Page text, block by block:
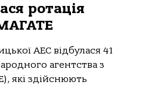
ротація
МАГАТЕ
АЕС відбулася 41
агентства з
які здійснюють